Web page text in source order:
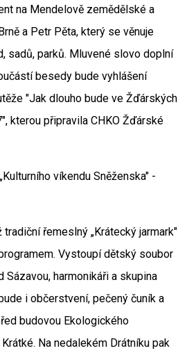
na Mendelově zemědělské a
a Petr Pěta, který se věnuje
sadů, parků. Mluvené slovo doplní
besedy bude vyhlášení
"Jak dlouho bude ve Žďárských
kterou připravila CHKO Žďárské
víkendu Sněženska" -
tradiční řemeslný „Krátecký jarmark"
Vystoupí dětský soubor
Sázavou, harmonikáři a skupina
i občerstvení, pečený čuník a
budovou Ekologického
Na nedalekém Drátníku pak